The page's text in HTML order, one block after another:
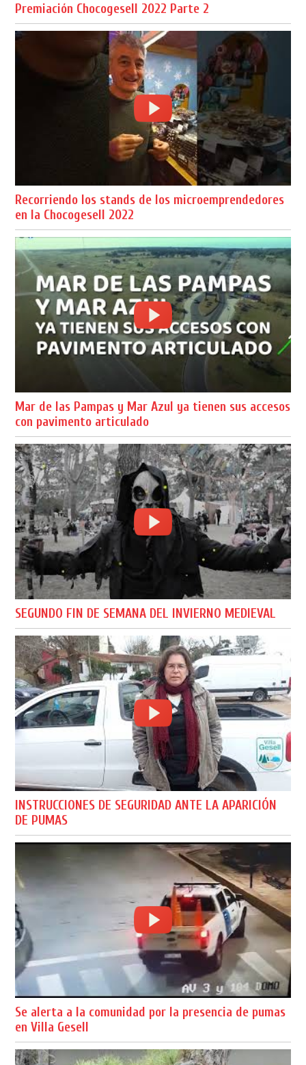
Premiación Chocogesell 2022 Parte 2
Recorriendo los stands de los microemprendedores
en la Chocogesell 2022
Mar de las Pampas y Mar Azul ya tienen sus accesos
con pavimento articulado
SEGUNDO FIN DE SEMANA DEL INVIERNO MEDIEVAL
INSTRUCCIONES DE SEGURIDAD ANTE LA APARICIÓN
DE PUMAS
Se alerta a la comunidad por la presencia de pumas
en Villa Gesell